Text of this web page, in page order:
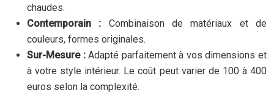
chaudes.
Contemporain : Combinaison de matériaux et de
couleurs, formes originales.
Sur-Mesure :Adapté parfaitement à vos dimensions et
à votre style intérieur. Le coût peut varier de 100 à 400
euros selon la complexité.